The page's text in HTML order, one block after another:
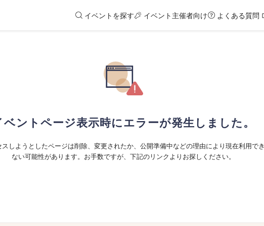
イベントを探す イベント主催者向け よくある質問
ベントページ表示時にエラーが発生しました。
スしようとしたページは削除、変更されたか、公開準備中などの理由により現在利用でき
ない可能性があります。お手数ですが、下記のリンクよりお探しください。